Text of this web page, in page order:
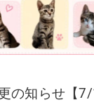
の知らせ【